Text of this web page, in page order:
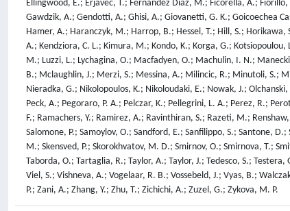
Ellingwood, E.; Erjavec, T.; Fernandez Diaz, M.; Ficorella, A.;
Gawdzik, A.; Gendotti, A.; Ghisi, A.; Giovanetti, G. K.; Goicoechea
Hamer, A.; Haranczyk, M.; Harrop, B.; Hessel, T.; Hill, S.; Horikawa,
A.; Kendziora, C. L.; Kimura, M.; Kondo, K.; Korga, G.;
M.; Luzzi, L.; Lychagina, O.; Macfadyen, O.; Machulin, I. N.;
B.; Mclaughlin, J.; Merzi, S.; Messina, A.; Milincic, R.; Minutoli, S.;
Nieradka, G.; Nikolopoulos, K.; Nikoloudaki, E.; Nowak, J.;
Peck, A.; Pegoraro, P. A.; Pelczar, K.; Pellegrini, L. A.; Perez, R.;
F.; Ramachers, Y.; Ramirez, A.; Ravinthiran, S.; Razeti, M.;
Salomone, P.; Samoylov, O.; Sandford, E.; Sanfilippo, S.; Santone,
M.; Skensved, P.; Skorokhvatov, M. D.; Smirnov, O.; Smirnova, T.;
Taborda, O.; Tartaglia, R.; Taylor, A.; Taylor, J.; Tedesco, S.;
Viel, S.; Vishneva, A.; Vogelaar, R. B.; Vossebeld, J.; Vyas, B.;
P.; Zani, A.; Zhang, Y.; Zhu, T.; Zichichi, A.; Zuzel, G.; Zykova, M. P.